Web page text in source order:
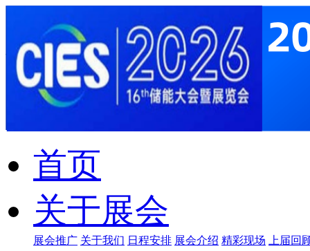
首页
关于展会
展会推广 关于我们 日程安排 展会介绍 精彩现场 上届回